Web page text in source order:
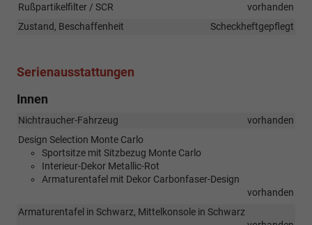
Rußpartikelfilter / SCR
vorhanden
Zustand, Beschaffenheit
Scheckheftgepflegt
Serienausstattungen
Innen
Nichtraucher-Fahrzeug
vorhanden
Design Selection Monte Carlo
Sportsitze mit Sitzbezug Monte Carlo
Interieur-Dekor Metallic-Rot
Armaturentafel mit Dekor Carbonfaser-Design
vorhanden
Armaturentafel in Schwarz, Mittelkonsole in Schwarz